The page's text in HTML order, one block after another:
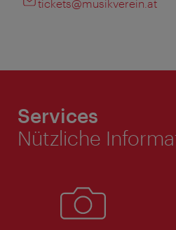
tickets@musikverein.at
Services
Nützliche